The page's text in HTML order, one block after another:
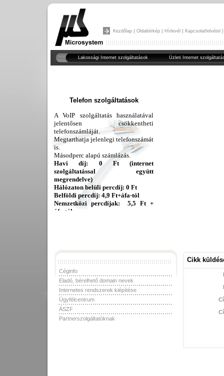
Kezdőlap | Oldaltérkép | Hírlevél | Kapcsolatfelvétel
Lakossági Internet szolgáltatások Üzleti Internet
Telefon szolgáltatások
A VoIP szolgáltatás használatával
jelentősen csökkentheti
telefonszámláját.
Megtarthatja jelenlegi telefonszámát
is.
Másodperc alapú számlázás.
Havi díj: 0 Ft (internet
szolgáltatással együtt
megrendelve)
Hálózaton belüli percdíj: 0 Ft
Belföldi percdíj: 4,9 Ft+áfa-tól
Nemzetközi percdíjak: 5,5 Ft +
áfa-tól
Céginfo
Eladó, bérelhető domain nevek
Internetes rendszerek kiépítése
Ügyfélcentrum
ÁSZF
Partnerszolgáltatóknak
Cikk